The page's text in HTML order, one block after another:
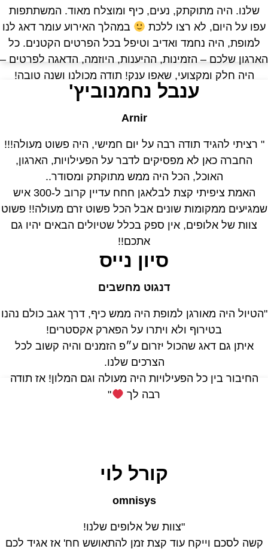
שלנו. היה מתוקתק, נעים, כיף ומוצלח מאוד. המשתתפות
על היום, לא רצו ללכת
במהלך האירוע עומר דאג לנו
למופת, היה נחמד ואדיב וטיפל בכל הפרטים הקטנים. כל
שלכם – הזמינות, ההיענות, היוזמה, הדאגה לפרטים –
היה חלק ומקצועי, שאפו ענק! תודה מכולנו ושנה טובה!
ענבל נחמנוביץ'
Arnir
" רציתי להגיד תודה רבה על יום חמישי, היה פשוט מעולה!!!
החברה כאן לא מפסיקים לדבר על הפעילויות, הארגון,
האוכל, הכל היה ממש מתוקתק ומסודר..
האמת ציפיתי קצת לבלאגן חחח עדיין קרוב ל-300 איש
ממקומות שונים אבל הכל פשוט זרם מעולה!! פשוט
צוות של אלופים, אין ספק בכלל שטיולים הבאים יהיו גם
אתכם!!
סיון נייס
דנגוט מחשבים
היה מאורגן למופת היה ממש כיף, דרך אגב כולם נהנו
בטירוף ולא ויתרו על הפארק אקסטרים!
איתן גם דאג שהכול יזרום ע״פ הזמנים והיה קשוב לכל
הצרכים שלנו.
החיבור בין כל הפעילויות היה מעולה וגם המלון! אז תודה
רבה לך
"
קורל לוי
omnisys
"צוות של אלופים שלנו!
קשה לסכם וייקח עוד קצת זמן להתאושש חח' אז אגיד לכם